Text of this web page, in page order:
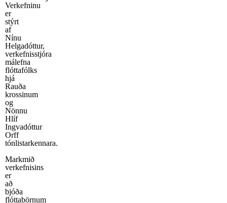
Verkefninu
er
stýrt
af
Nínu
Helgadóttur,
verkefnisstjóra
málefna
flóttafólks
hjá
Rauða
krossinum
og
Nönnu
Hlíf
Ingvadóttur
Orff
tónlistarkennara.
Markmið
verkefnisins
er
að
bjóða
flóttabörnum